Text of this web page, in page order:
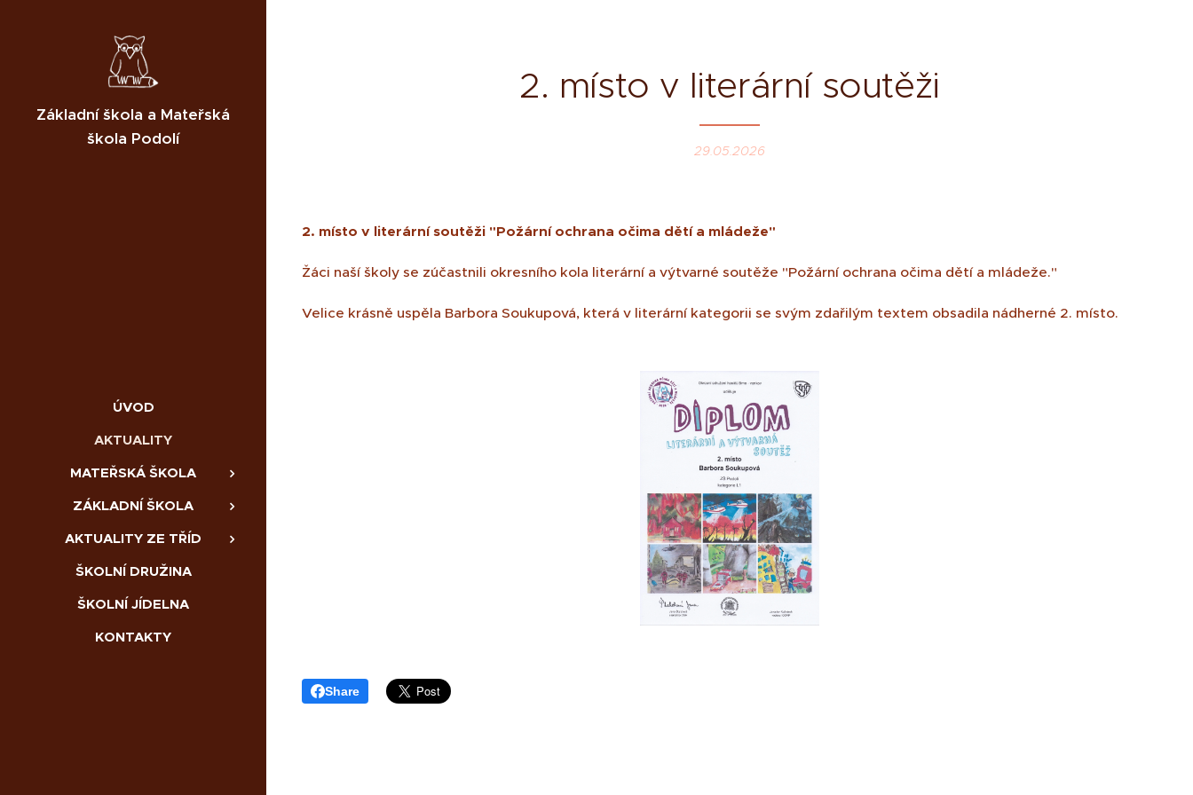
Základní škola a Mateřská
škola Podolí
ÚVOD
AKTUALITY
MATEŘSKÁ ŠKOLA
ZÁKLADNÍ ŠKOLA
AKTUALITY ZE TŘÍD
ŠKOLNÍ DRUŽINA
ŠKOLNÍ JÍDELNA
KONTAKTY
2. místo v literární soutěži
29.05.2026
2. místo v literární soutěži "Požární ochrana očima dětí a mládeže"
Žáci naší školy se zúčastnili okresního kola literární a výtvarné soutěže "Požární ochrana očima dětí a mládeže."
Velice krásně uspěla Barbora Soukupová, která v literární kategorii se svým zdařilým textem obsadila nádherné 2. místo.
Share